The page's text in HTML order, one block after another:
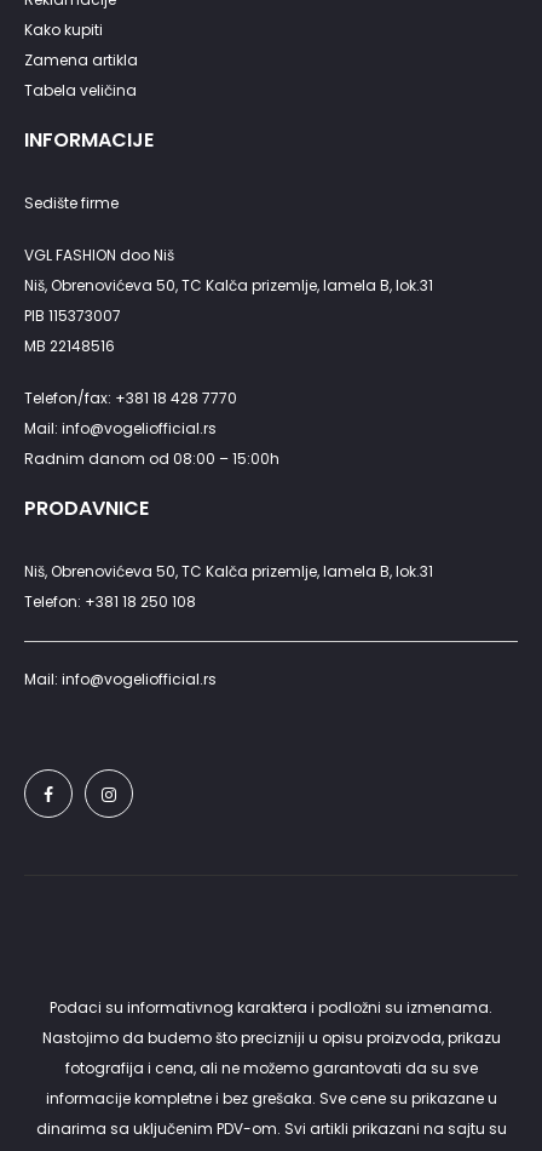
Kako kupiti
Zamena artikla
Tabela veličina
INFORMACIJE
Sedište firme
VGL FASHION doo Niš
Niš, Obrenovićeva 50, TC Kalča prizemlje, lamela B, lok.31
PIB 115373007
MB 22148516
Telefon/fax: +381 18 428 7770
Mail: info@vogeliofficial.rs
Radnim danom od 08:00 – 15:00h
PRODAVNICE
Niš, Obrenovićeva 50, TC Kalča prizemlje, lamela B, lok.31
Telefon: +381 18 250 108
Mail: info@vogeliofficial.rs
Podaci su informativnog karaktera i podložni su izmenama.
Nastojimo da budemo što precizniji u opisu proizvoda, prikazu
fotografija i cena, ali ne možemo garantovati da su sve
informacije kompletne i bez grešaka. Sve cene su prikazane u
dinarima sa uključenim PDV-om. Svi artikli prikazani na sajtu su